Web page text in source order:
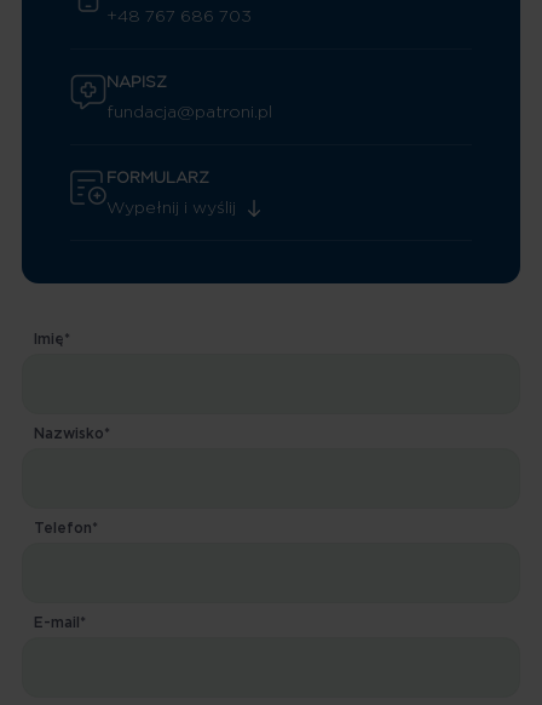
+48 767 686 703
NAPISZ
fundacja@patroni.pl
FORMULARZ
Wypełnij i wyślij
Imię*
Nazwisko*
Telefon*
E-mail*